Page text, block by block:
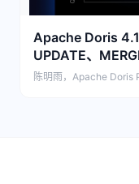
Apache Doris
UPDATE、
陈明雨，Apache Doris